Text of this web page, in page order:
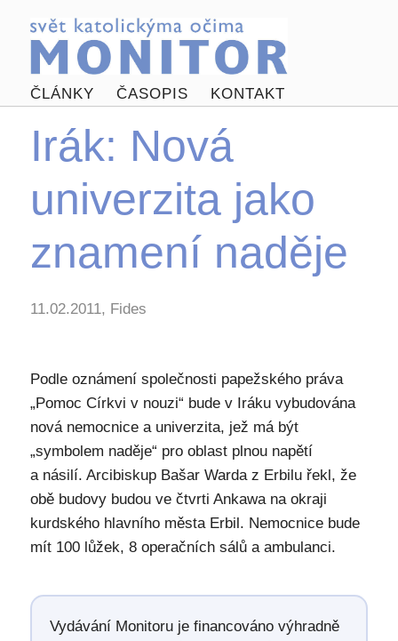
ČLÁNKY ČASOPIS KONTAKT
Irák: Nová
univerzita jako
znamení naděje
11.02.2011, Fides
Podle oznámení společnosti papežského práva
„Pomoc Církvi v nouzi“ bude v Iráku vybudována
nová nemocnice a univerzita, jež má být
„symbolem naděje“ pro oblast plnou napětí
a násilí. Arcibiskup Bašar Warda z Erbilu řekl, že
obě budovy budou ve čtvrti Ankawa na okraji
kurdského hlavního města Erbil. Nemocnice bude
mít 100 lůžek, 8 operačních sálů a ambulanci.
Vydávání Monitoru je financováno výhradně